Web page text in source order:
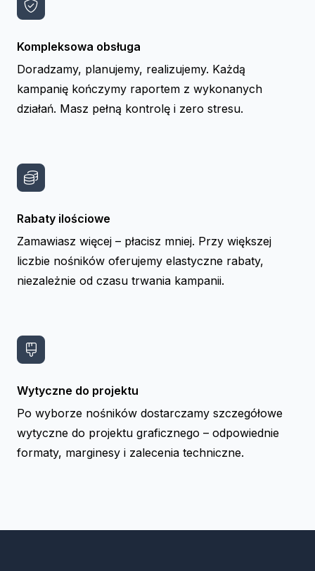
Kompleksowa obsługa
Doradzamy, planujemy, realizujemy. Każdą
kampanię kończymy raportem z wykonanych
działań. Masz pełną kontrolę i zero stresu.
Rabaty ilościowe
Zamawiasz więcej – płacisz mniej. Przy większej
liczbie nośników oferujemy elastyczne rabaty,
niezależnie od czasu trwania kampanii.
Wytyczne do projektu
Po wyborze nośników dostarczamy szczegółowe
wytyczne do projektu graficznego – odpowiednie
formaty, marginesy i zalecenia techniczne.